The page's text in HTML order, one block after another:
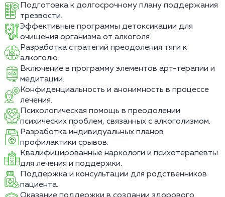
Подготовка к долгосрочному плану поддержания
трезвости.
Эффективные программы детоксикации для
очищения организма от алкоголя.
Разработка стратегий преодоления тяги к
алкоголю.
Включение в программу элементов арт-терапии и
медитации.
Конфиденциальность и анонимность в процессе
лечения.
Психологическая помощь в преодолении
психических проблем, связанных с алкоголизмом.
Разработка индивидуальных планов
профилактики срывов.
Квалифицированные наркологи и психотерапевты
для лечения и поддержки.
Поддержка и консультации для родственников
пациента.
Оказание поддержки в создании здорового